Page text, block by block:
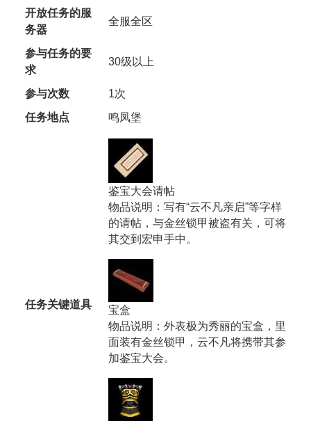
开放任务的服
务器
全服全区
参与任务的要
求
30级以上
参与次数
1次
任务地点
鸣凤堡
任务关键道具
鉴宝大会请帖
物品说明：写有“云不凡亲启”等字样
的请帖，与金丝锁甲被盗有关，可将
其交到宏申手中。
宝盒
物品说明：外表极为秀丽的宝盒，里
面装有金丝锁甲，云不凡将携带其参
加鉴宝大会。